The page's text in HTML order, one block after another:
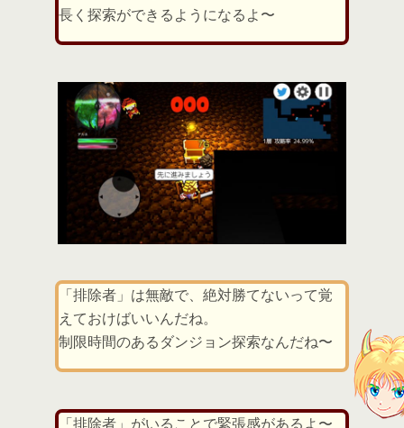
長く探索ができるようになるよ〜
「排除者」は無敵で、絶対勝てないって覚
えておけばいいんだね。
制限時間のあるダンジョン探索なんだね〜
「排除者」がいることで緊張感があるよ〜